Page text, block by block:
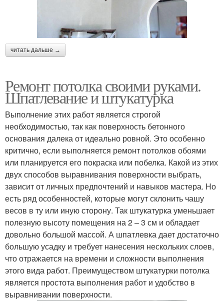
читать дальше →
Ремонт потолка своими руками.
Шпатлевание и штукатурка
Выполнение этих работ является строгой
необходимостью, так как поверхность бетонного
основания далека от идеально ровной. Это особенно
критично, если выполняется ремонт потолков обоями
или планируется его покраска или побелка. Какой из этих
двух способов выравнивания поверхности выбрать,
зависит от личных предпочтений и навыков мастера. Но
есть ряд особенностей, которые могут склонить чашу
весов в ту или иную сторону. Так штукатурка уменьшает
полезную высоту помещения на 2 – 3 см и обладает
довольно большой массой. А шпатлевка дает достаточно
большую усадку и требует нанесения нескольких слоев,
что отражается на времени и сложности выполнения
этого вида работ. Преимуществом штукатурки потолка
является простота выполнения работ и удобство в
выравнивании поверхности.